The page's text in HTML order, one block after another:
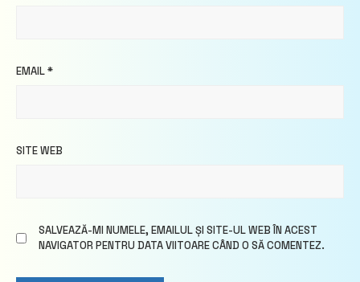
EMAIL*
SITE WEB
SALVEAZĂ-MI NUMELE, EMAILUL ȘI SITE-UL WEB ÎN ACEST
NAVIGATOR PENTRU DATA VIITOARE CÂND O SĂ COMENTEZ.